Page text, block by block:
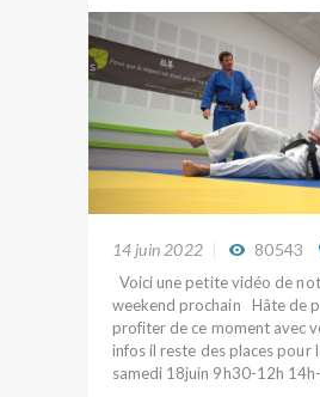
14 juin 2022 80543
Voici une petite vidéo de
weekend prochain Hâte de
profiter de ce moment avec
infos il reste des places pour
samedi 18juin 9h30-12h